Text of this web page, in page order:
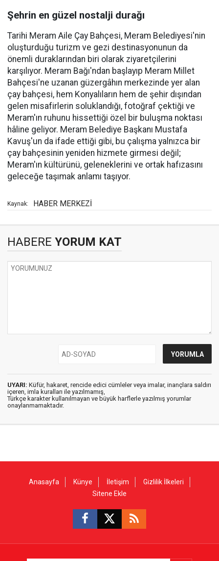
Şehrin en güzel nostalji durağı
Tarihi Meram Aile Çay Bahçesi, Meram Belediyesi'nin
oluşturduğu turizm ve gezi destinasyonunun da
önemli duraklarından biri olarak ziyaretçilerini
karşılıyor. Meram Bağı'ndan başlayıp Meram Millet
Bahçesi'ne uzanan güzergâhın merkezinde yer alan
çay bahçesi, hem Konyalıların hem de şehir dışından
gelen misafirlerin soluklandığı, fotoğraf çektiği ve
Meram'ın ruhunu hissettiği özel bir buluşma noktası
hâline geliyor. Meram Belediye Başkanı Mustafa
Kavuş'un da ifade ettiği gibi, bu çalışma yalnızca bir
çay bahçesinin yeniden hizmete girmesi değil;
Meram'ın kültürünü, geleneklerini ve ortak hafızasını
geleceğe taşımak anlamı taşıyor.
Kaynak: HABER MERKEZİ
HABERE YORUM KAT
UYARI: Küfür, hakaret, rencide edici cümleler veya imalar, inançlara saldırı
içeren, imla kuralları ile yazılmamış,
Türkçe karakter kullanılmayan ve büyük harflerle yazılmış yorumlar
onaylanmamaktadır.
Anasayfa Künye İletişim
Gizlilik İlkeleri
Sitene Ekle